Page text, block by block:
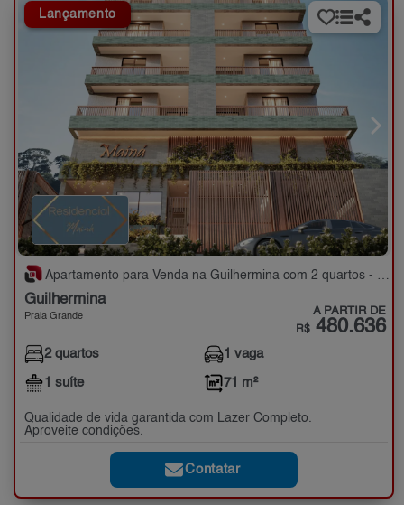
Lançamento
Apartamento para Venda na Guilhermina com 2 quartos - 71 m²
Guilhermina
Praia Grande A PARTIR DE
R$ 480.636
2 quartos
1 suíte
1 vaga
71 m²
Qualidade de vida garantida com Lazer Completo.
Aproveite condições.
Contatar